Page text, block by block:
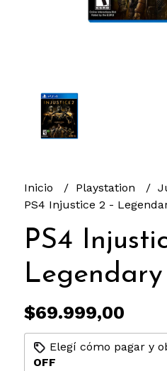
Inicio Playstation
PS4 Injustice 2 -
PS4
$69.999,00
Elegí cómo pagar y
OFF